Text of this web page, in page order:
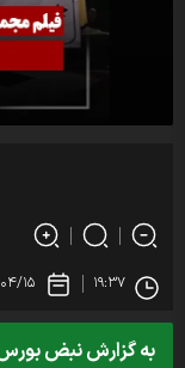
۱۹:۳۷
به گزارش نبض